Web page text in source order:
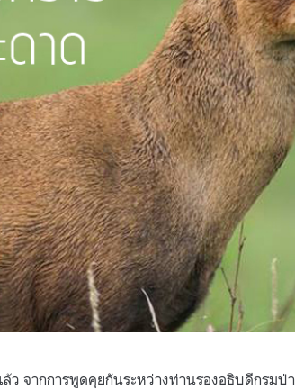
ว จากการพูดคุยกันระหว่างท่านรองอธิบดีกรมป่า